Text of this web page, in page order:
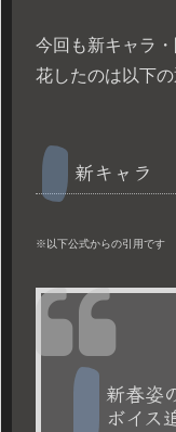
今回も新キャラ
花したのは以下の
新キャラ
※以下公式からの引用です
新春姿
ボイス